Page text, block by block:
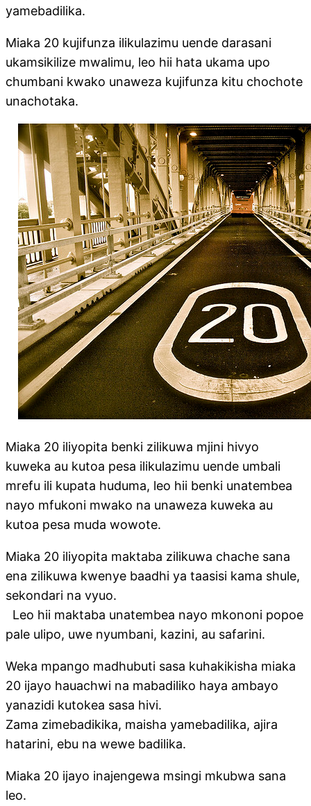
yamebadilika.
Miaka 20 kujifunza ilikulazimu uende darasani
ukamsikilize mwalimu, leo hii hata ukama upo
chumbani kwako unaweza kujifunza kitu chochote
unachotaka.
Miaka 20 iliyopita benki zilikuwa mjini hivyo
kuweka au kutoa pesa ilikulazimu uende umbali
mrefu ili kupata huduma, leo hii benki unatembea
nayo mfukoni mwako na unaweza kuweka au
kutoa pesa muda wowote.
Miaka 20 iliyopita maktaba zilikuwa chache sana
ena zilikuwa kwenye baadhi ya taasisi kama shule,
sekondari na vyuo.
Leo hii maktaba unatembea nayo mkononi popoe
pale ulipo, uwe nyumbani, kazini, au safarini.
Weka mpango madhubuti sasa kuhakikisha miaka
20 ijayo hauachwi na mabadiliko haya ambayo
yanazidi kutokea sasa hivi.
Zama zimebadikika, maisha yamebadilika, ajira
hatarini, ebu na wewe badilika.
Miaka 20 ijayo inajengewa msingi mkubwa sana
leo.